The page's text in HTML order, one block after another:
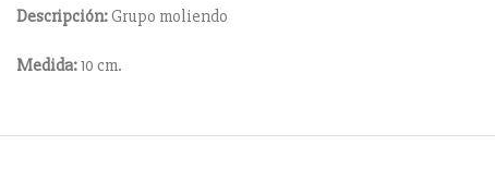
Descripción:Grupo moliendo
Medida:10 cm.